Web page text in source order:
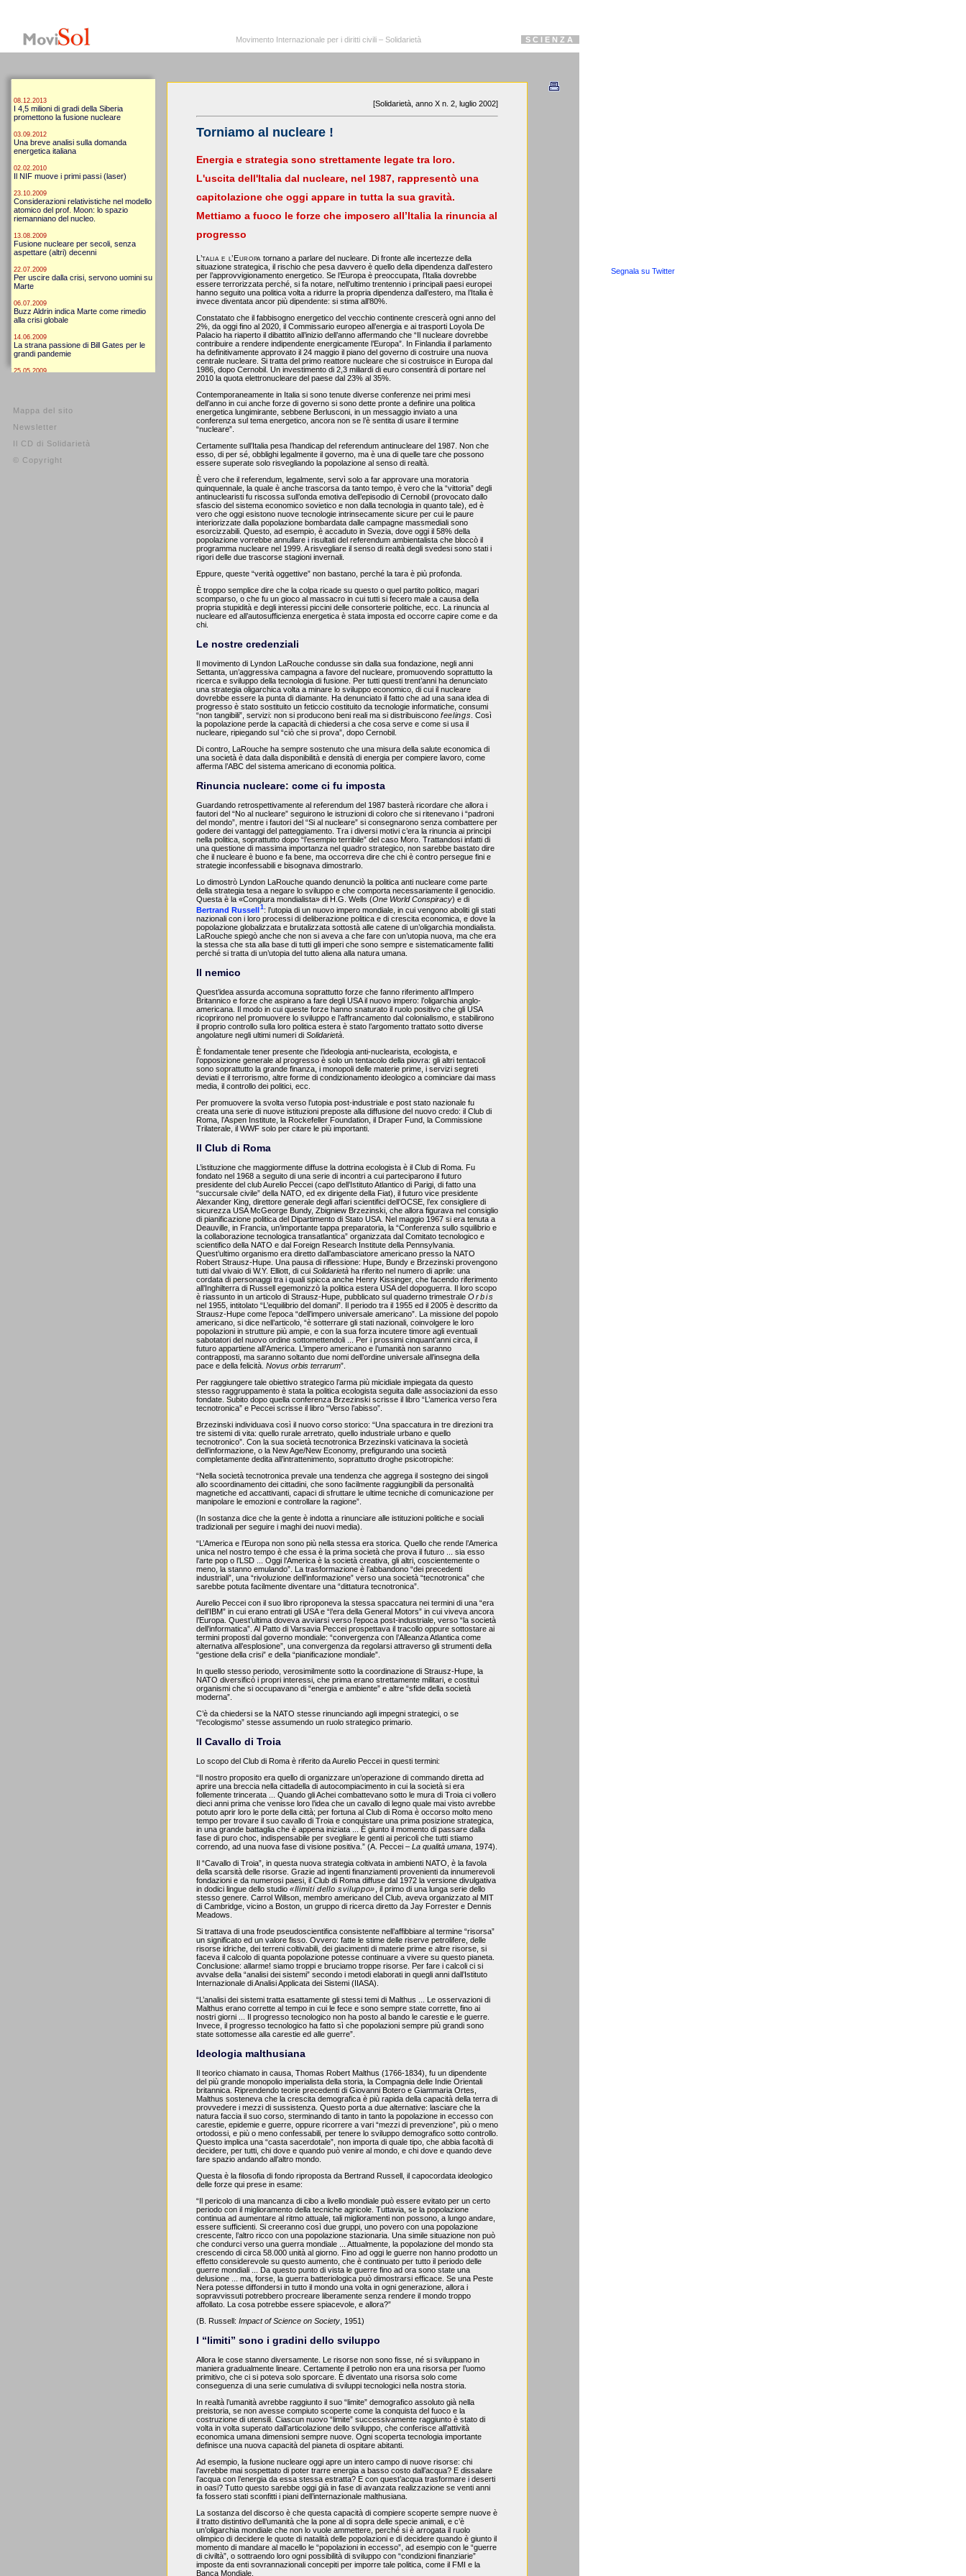
Mappa del sito
Newsletter
Il CD di Solidarietà
© Copyright
Movimento Internazionale per i diritti civili – Solidarietà S C I E N Z A
[Solidarietà, anno X n. 2, luglio 2002]
Torniamo al nucleare !
Segnala su Twitter
Energia e strategia sono strettamente legate tra loro.
L'uscita dell'Italia dal nucleare, nel 1987, rappresentò una
capitolazione che oggi appare in tutta la sua gravità.
Mettiamo a fuoco le forze che imposero all’Italia la rinuncia al
progresso
L’talia e l’Europa tornano a parlare del nucleare. Di fronte alle incertezze della
situazione strategica, il rischio che pesa davvero è quello della dipendenza dall’estero
per l’approvvigionamento energetico. Se l’Europa è preoccupata, l’Italia dovrebbe
essere terrorizzata perché, si fa notare, nell’ultimo trentennio i principali paesi europei
hanno seguito una politica volta a ridurre la propria dipendenza dall’estero, ma l’Italia è
invece diventata ancor più dipendente: si stima all’80%.
Constatato che il fabbisogno energetico del vecchio continente crescerà ogni anno del
2%, da oggi fino al 2020, il Commissario europeo all’energia e ai trasporti Loyola De
Palacio ha riaperto il dibattito all’inizio dell’anno affermando che “Il nucleare dovrebbe
contribuire a rendere indipendente energicamente l’Europa”. In Finlandia il parlamento
ha definitivamente approvato il 24 maggio il piano del governo di costruire una nuova
centrale nucleare. Si tratta del primo reattore nucleare che si costruisce in Europa dal
1986, dopo Cernobil. Un investimento di 2,3 miliardi di euro consentirà di portare nel
2010 la quota elettronucleare del paese dal 23% al 35%.
Contemporaneamente in Italia si sono tenute diverse conferenze nei primi mesi
dell’anno in cui anche forze di governo si sono dette pronte a definire una politica
energetica lungimirante, sebbene Berlusconi, in un messaggio inviato a una
conferenza sul tema energetico, ancora non se l’è sentita di usare il termine
“nucleare”.
Certamente sull’Italia pesa l’handicap del referendum antinucleare del 1987. Non che
esso, di per sé, obblighi legalmente il governo, ma è una di quelle tare che possono
essere superate solo risvegliando la popolazione al senso di realtà.
È vero che il referendum, legalmente, servì solo a far approvare una moratoria
quinquennale, la quale è anche trascorsa da tanto tempo, è vero che la “vittoria” degli
antinuclearisti fu riscossa sull’onda emotiva dell’episodio di Cernobil (provocato dallo
sfascio del sistema economico sovietico e non dalla tecnologia in quanto tale), ed è
vero che oggi esistono nuove tecnologie intrinsecamente sicure per cui le paure
interiorizzate dalla popolazione bombardata dalle campagne massmediali sono
esorcizzabili. Questo, ad esempio, è accaduto in Svezia, dove oggi il 58% della
popolazione vorrebbe annullare i risultati del referendum ambientalista che bloccò il
programma nucleare nel 1999. A risvegliare il senso di realtà degli svedesi sono stati i
rigori delle due trascorse stagioni invernali.
Eppure, queste “verità oggettive” non bastano, perché la tara è più profonda.
È troppo semplice dire che la colpa ricade su questo o quel partito politico, magari
scomparso, o che fu un gioco al massacro in cui tutti si fecero male a causa della
propria stupidità e degli interessi piccini delle consorterie politiche, ecc. La rinuncia al
nucleare ed all’autosufficienza energetica è stata imposta ed occorre capire come e da
chi.
Le nostre credenziali
Il movimento di Lyndon LaRouche condusse sin dalla sua fondazione, negli anni
Settanta, un’aggressiva campagna a favore del nucleare, promuovendo soprattutto la
ricerca e sviluppo della tecnologia di fusione. Per tutti questi trent’anni ha denunciato
una strategia oligarchica volta a minare lo sviluppo economico, di cui il nucleare
dovrebbe essere la punta di diamante. Ha denunciato il fatto che ad una sana idea di
progresso è stato sostituito un feticcio costituito da tecnologie informatiche, consumi
“non tangibili”, servizi: non si producono beni reali ma si distribuiscono feelings . Così
la popolazione perde la capacità di chiedersi a che cosa serve e come si usa il
nucleare, ripiegando sul “ciò che si prova”, dopo Cernobil.
Di contro, LaRouche ha sempre sostenuto che una misura della salute economica di
una società è data dalla disponibilità e densità di energia per compiere lavoro, come
afferma l’ABC del sistema americano di economia politica.
Rinuncia nucleare: come ci fu imposta
Guardando retrospettivamente al referendum del 1987 basterà ricordare che allora i
fautori del “No al nucleare” seguirono le istruzioni di coloro che si ritenevano i “padroni
del mondo”, mentre i fautori del “Si al nucleare” si consegnarono senza combattere per
godere dei vantaggi del patteggiamento. Tra i diversi motivi c’era la rinuncia ai principi
nella politica, soprattutto dopo “l’esempio terribile” del caso Moro. Trattandosi infatti di
una questione di massima importanza nel quadro strategico, non sarebbe bastato dire
che il nucleare è buono e fa bene, ma occorreva dire che chi è contro persegue fini e
strategie inconfessabili e bisognava dimostrarlo.
Lo dimostrò Lyndon LaRouche quando denunciò la politica anti nucleare come parte
della strategia tesa a negare lo sviluppo e che comporta necessariamente il genocidio.
Questa è la «Congiura mondialista» di H.G. Wells (One World Conspiracy) e di
Bertrand Russell1: l’utopia di un nuovo impero mondiale, in cui vengono aboliti gli stati
nazionali con i loro processi di deliberazione politica e di crescita economica, e dove la
popolazione globalizzata e brutalizzata sottostà alle catene di un’oligarchia mondialista.
LaRouche spiegò anche che non si aveva a che fare con un’utopia nuova, ma che era
la stessa che sta alla base di tutti gli imperi che sono sempre e sistematicamente falliti
perché si tratta di un’utopia del tutto aliena alla natura umana.
Il nemico
Quest’idea assurda accomuna soprattutto forze che fanno riferimento all’Impero
Britannico e forze che aspirano a fare degli USA il nuovo impero: l’oligarchia anglo-
americana. Il modo in cui queste forze hanno snaturato il ruolo positivo che gli USA
ricoprirono nel promuovere lo sviluppo e l’affrancamento dal colonialismo, e stabilirono
il proprio controllo sulla loro politica estera è stato l’argomento trattato sotto diverse
angolature negli ultimi numeri di Solidarietà
È fondamentale tener presente che l’ideologia anti-nuclearista, ecologista, e
l’opposizione generale al progresso è solo un tentacolo della piovra: gli altri tentacoli
sono soprattutto la grande finanza, i monopoli delle materie prime, i servizi segreti
deviati e il terrorismo, altre forme di condizionamento ideologico a cominciare dai mass
media, il controllo dei politici, ecc.
Per promuovere la svolta verso l’utopia post-industriale e post stato nazionale fu
creata una serie di nuove istituzioni preposte alla diffusione del nuovo credo: il Club di
Roma, l’Aspen Institute, la Rockefeller Foundation, il Draper Fund, la Commissione
Trilaterale, il WWF solo per citare le più importanti.
Il Club di Roma
L’istituzione che maggiormente diffuse la dottrina ecologista è il Club di Roma. Fu
fondato nel 1968 a seguito di una serie di incontri a cui parteciparono il futuro
presidente del club Aurelio Peccei (capo dell’Istituto Atlantico di Parigi, di fatto una
“succursale civile” della NATO, ed ex dirigente della Fiat), il futuro vice presidente
Alexander King, direttore generale degli affari scientifici dell’OCSE, l’ex consigliere di
sicurezza USA McGeorge Bundy, Zbigniew Brzezinski, che allora figurava nel consiglio
di pianificazione politica del Dipartimento di Stato USA. Nel maggio 1967 si era tenuta a
Deauville, in Francia, un’importante tappa preparatoria, la “Conferenza sullo squilibrio e
la collaborazione tecnologica transatlantica” organizzata dal Comitato tecnologico e
scientifico della NATO e dal Foreign Research Institute della Pennsylvania.
Quest’ultimo organismo era diretto dall’ambasciatore americano presso la NATO
Robert Strausz-Hupe. Una pausa di riflessione: Hupe, Bundy e Brzezinski provengono
tutti dal vivaio di W.Y. Elliott, di cui Solidarietà ha riferito nel numero di aprile: una
cordata di personaggi tra i quali spicca anche Henry Kissinger, che facendo riferimento
all’Inghilterra di Russell egemonizzò la politica estera USA del dopoguerra. Il loro scopo
è riassunto in un articolo di Strausz-Hupe, pubblicato sul quaderno trimestrale Orbis
nel 1955, intitolato “L’equilibrio del domani”. Il periodo tra il 1955 ed il 2005 è descritto da
Strausz-Hupe come l’epoca “dell’impero universale americano”. La missione del popolo
americano, si dice nell’articolo, “è sotterrare gli stati nazionali, coinvolgere le loro
popolazioni in strutture più ampie, e con la sua forza incutere timore agli eventuali
sabotatori del nuovo ordine sottomettendoli ... Per i prossimi cinquant’anni circa, il
futuro appartiene all’America. L’impero americano e l’umanità non saranno
contrapposti, ma saranno soltanto due nomi dell’ordine universale all’insegna della
pace e della felicità. Novus orbis terrarum”.
Per raggiungere tale obiettivo strategico l’arma più micidiale impiegata da questo
stesso raggruppamento è stata la politica ecologista seguita dalle associazioni da esso
fondate. Subito dopo quella conferenza Brzezinski scrisse il libro “L’america verso l’era
tecnotronica” e Peccei scrisse il libro “Verso l’abisso”.
Brzezinski individuava così il nuovo corso storico: “Una spaccatura in tre direzioni tra
tre sistemi di vita: quello rurale arretrato, quello industriale urbano e quello
tecnotronico”. Con la sua società tecnotronica Brzezinski vaticinava la società
dell’informazione, o la New Age/New Economy, prefigurando una società
completamente dedita all’intrattenimento, soprattutto droghe psicotropiche:
“Nella società tecnotronica prevale una tendenza che aggrega il sostegno dei singoli
allo scoordinamento dei cittadini, che sono facilmente raggiungibili da personalità
magnetiche ed accattivanti, capaci di sfruttare le ultime tecniche di comunicazione per
manipolare le emozioni e controllare la ragione”.
(In sostanza dice che la gente è indotta a rinunciare alle istituzioni politiche e sociali
tradizionali per seguire i maghi dei nuovi media).
“L’America e l’Europa non sono più nella stessa era storica. Quello che rende l’America
unica nel nostro tempo è che essa è la prima società che prova il futuro ... sia esso
l’arte pop o l’LSD ... Oggi l’America è la società creativa, gli altri, coscientemente o
meno, la stanno emulando”. La trasformazione è l’abbandono “dei precedenti
industriali”, una “rivoluzione dell’informazione” verso una società “tecnotronica” che
sarebbe potuta facilmente diventare una “dittatura tecnotronica”.
Aurelio Peccei con il suo libro riproponeva la stessa spaccatura nei termini di una “era
dell’IBM” in cui erano entrati gli USA e “l’era della General Motors” in cui viveva ancora
l’Europa. Quest’ultima doveva avviarsi verso l’epoca post-industriale, verso “la società
dell’informatica”. Al Patto di Varsavia Peccei prospettava il tracollo oppure sottostare ai
termini proposti dal governo mondiale: “convergenza con l’Alleanza Atlantica come
alternativa all’esplosione”, una convergenza da regolarsi attraverso gli strumenti della
“gestione della crisi” e della “pianificazione mondiale”.
In quello stesso periodo, verosimilmente sotto la coordinazione di Strausz-Hupe, la
NATO diversificò i propri interessi, che prima erano strettamente militari, e costituì
organismi che si occupavano di “energia e ambiente” e altre “sfide della società
moderna”.
C’è da chiedersi se la NATO stesse rinunciando agli impegni strategici, o se
“l’ecologismo” stesse assumendo un ruolo strategico primario.
Il Cavallo di Troia
Lo scopo del Club di Roma è riferito da Aurelio Peccei in questi termini:
“Il nostro proposito era quello di organizzare un’operazione di commando diretta ad
aprire una breccia nella cittadella di autocompiacimento in cui la società si era
follemente trincerata ... Quando gli Achei combattevano sotto le mura di Troia ci vollero
dieci anni prima che venisse loro l’idea che un cavallo di legno quale mai visto avrebbe
potuto aprir loro le porte della città; per fortuna al Club di Roma è occorso molto meno
tempo per trovare il suo cavallo di Troia e conquistare una prima posizione strategica,
in una grande battaglia che è appena iniziata ... È giunto il momento di passare dalla
fase di puro choc, indispensabile per svegliare le genti ai pericoli che tutti stiamo
correndo, ad una nuova fase di visione positiva.” (A. Peccei – La qualità umana , 1974).
Il “Cavallo di Troia”, in questa nuova strategia coltivata in ambienti NATO, è la favola
della scarsità delle risorse. Grazie ad ingenti finanziamenti provenienti da innumerevoli
fondazioni e da numerosi paesi, il Club di Roma diffuse dal 1972 la versione divulgativa
in dodici lingue dello studio «Ilimiti dello sviluppo» , il primo di una lunga serie dello
stesso genere. Carrol Willson, membro americano del Club, aveva organizzato al MIT
di Cambridge, vicino a Boston, un gruppo di ricerca diretto da Jay Forrester e Dennis
Meadows.
Si trattava di una frode pseudoscientifica consistente nell’affibbiare al termine “risorsa”
un significato ed un valore fisso. Ovvero: fatte le stime delle riserve petrolifere, delle
risorse idriche, dei terreni coltivabili, dei giacimenti di materie prime e altre risorse, si
faceva il calcolo di quanta popolazione potesse continuare a vivere su questo pianeta.
Conclusione: allarme! siamo troppi e bruciamo troppe risorse. Per fare i calcoli ci si
avvalse della “analisi dei sistemi” secondo i metodi elaborati in quegli anni dall’Istituto
Internazionale di Analisi Applicata dei Sistemi (IIASA).
“L’analisi dei sistemi tratta esattamente gli stessi temi di Malthus ... Le osservazioni di
Malthus erano corrette al tempo in cui le fece e sono sempre state corrette, fino ai
nostri giorni ... Il progresso tecnologico non ha posto al bando le carestie e le guerre.
Invece, il progresso tecnologico ha fatto sì che popolazioni sempre più grandi sono
state sottomesse alla carestie ed alle guerre”.
Ideologia malthusiana
Il teorico chiamato in causa, Thomas Robert Malthus (1766-1834), fu un dipendente
del più grande monopolio imperialista della storia, la Compagnia delle Indie Orientali
britannica. Riprendendo teorie precedenti di Giovanni Botero e Giammaria Ortes,
Malthus sosteneva che la crescita demografica è più rapida della capacità della terra di
provvedere i mezzi di sussistenza. Questo porta a due alternative: lasciare che la
natura faccia il suo corso, sterminando di tanto in tanto la popolazione in eccesso con
carestie, epidemie e guerre, oppure ricorrere a vari “mezzi di prevenzione”, più o meno
ortodossi, e più o meno confessabili, per tenere lo sviluppo demografico sotto controllo.
Questo implica una “casta sacerdotale”, non importa di quale tipo, che abbia facoltà di
decidere, per tutti, chi dove e quando può venire al mondo, e chi dove e quando deve
fare spazio andando all’altro mondo.
Questa è la filosofia di fondo riproposta da Bertrand Russell, il capocordata ideologico
delle forze qui prese in esame:
“Il pericolo di una mancanza di cibo a livello mondiale può essere evitato per un certo
periodo con il miglioramento della tecniche agricole. Tuttavia, se la popolazione
continua ad aumentare al ritmo attuale, tali miglioramenti non possono, a lungo andare,
essere sufficienti. Si creeranno così due gruppi, uno povero con una popolazione
crescente, l’altro ricco con una popolazione stazionaria. Una simile situazione non può
che condurci verso una guerra mondiale ... Attualmente, la popolazione del mondo sta
crescendo di circa 58.000 unità al giorno. Fino ad oggi le guerre non hanno prodotto un
effetto considerevole su questo aumento, che è continuato per tutto il periodo delle
guerre mondiali ... Da questo punto di vista le guerre fino ad ora sono state una
delusione ... ma, forse, la guerra batteriologica può dimostrarsi efficace. Se una Peste
Nera potesse diffondersi in tutto il mondo una volta in ogni generazione, allora i
sopravvissuti potrebbero procreare liberamente senza rendere il mondo troppo
affollato. La cosa potrebbe essere spiacevole, e allora?”
(B. Russell: Impact of Science on Society , 1951)
I “limiti” sono i gradini dello sviluppo
Allora le cose stanno diversamente. Le risorse non sono fisse, né si sviluppano in
maniera gradualmente lineare. Certamente il petrolio non era una risorsa per l’uomo
primitivo, che ci si poteva solo sporcare. È diventato una risorsa solo come
conseguenza di una serie cumulativa di sviluppi tecnologici nella nostra storia.
In realtà l’umanità avrebbe raggiunto il suo “limite” demografico assoluto già nella
preistoria, se non avesse compiuto scoperte come la conquista del fuoco e la
costruzione di utensili. Ciascun nuovo “limite” successivamente raggiunto è stato di
volta in volta superato dall’articolazione dello sviluppo, che conferisce all’attività
economica umana dimensioni sempre nuove. Ogni scoperta tecnologia importante
definisce una nuova capacità del pianeta di ospitare abitanti.
Ad esempio, la fusione nucleare oggi apre un intero campo di nuove risorse: chi
l’avrebbe mai sospettato di poter trarre energia a basso costo dall’acqua? E dissalare
l’acqua con l’energia da essa stessa estratta? E con quest’acqua trasformare i deserti
in oasi? Tutto questo sarebbe oggi già in fase di avanzata realizzazione se venti anni
fa fossero stati sconfitti i piani dell’internazionale malthusiana.
La sostanza del discorso è che questa capacità di compiere scoperte sempre nuove è
il tratto distintivo dell’umanità che la pone al di sopra delle specie animali, e c’è
un’oligarchia mondiale che non lo vuole ammettere, perché si è arrogata il ruolo
olimpico di decidere le quote di natalità delle popolazioni e di decidere quando è giunto il
momento di mandare al macello le “popolazioni in eccesso”, ad esempio con le “guerre
di civiltà”, o sottraendo loro ogni possibilità di sviluppo con “condizioni finanziarie”
imposte da enti sovrannazionali concepiti per imporre tale politica, come il FMI e la
Banca Mondiale.